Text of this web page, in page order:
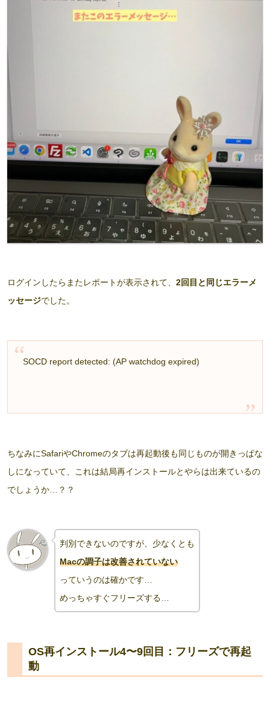
ログインしたらまたレポートが表示されて、 2回目と同じエラーメ
ッセージでした。
SOCD report detected: (AP watchdog expired)
ちなみにSafariやChromeのタブは再起動後も同じものが開きっぱな
しになっていて、これは結局再インストールとやらは出来ているの
でしょうか…？？
判別できないのですが、少なくとも
Macの調子は改善されていない
っていうのは確かです…
めっちゃすぐフリーズする…
OS再インストール4〜9回目：フリーズで再起
動